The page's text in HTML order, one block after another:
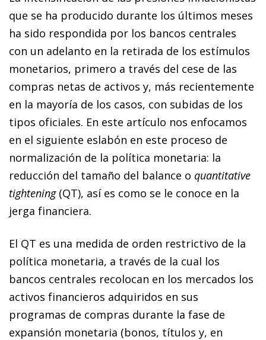
que se ha producido durante los últimos meses
ha sido respondida por los bancos centrales
con un adelanto en la retirada de los estímulos
monetarios, primero a través del cese de las
compras netas de activos y, más recientemen­­­te
en la mayoría de los casos, con subidas de los
tipos ofi­­ciales. En este artículo nos enfocamos
en el siguiente eslabón en este proceso de
normalización de la política monetaria: la
reducción del tamaño del balance o quantitative
tightening(QT), así es como se le conoce en la
jerga financiera.
El QT es una medida de orden restrictivo de la
política monetaria, a través de la cual los
bancos centrales recolocan en los mercados los
activos financieros adquiridos en sus
programas de compras durante la fase de
expansión monetaria (bonos, títulos y, en